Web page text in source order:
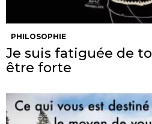
PHILOSOPHIE
Je suis fatiguée de
être forte